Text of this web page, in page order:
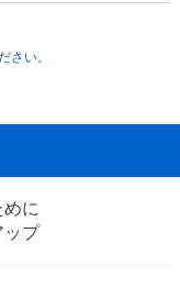
さい。
に
ップ